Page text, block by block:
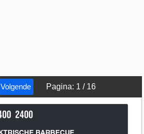
Volgende Pagina: 1 / 16